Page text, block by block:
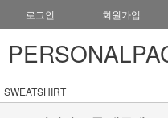
로그인 회원가입
SWEATSHIRT